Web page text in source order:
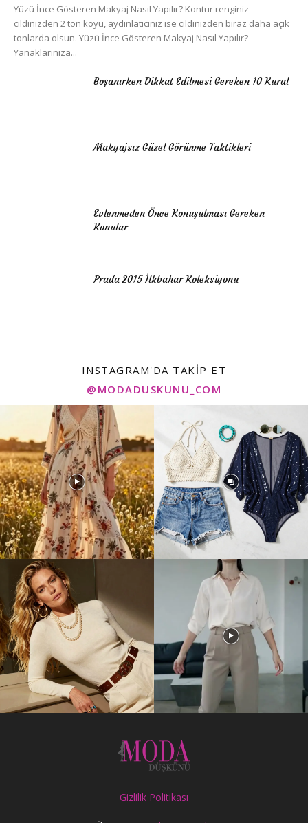
Yüzü İnce Gösteren Makyaj Nasıl Yapılır? Kontur renginiz
cildinizden 2 ton koyu, aydınlatıcınız ise cildinizden biraz daha açık
tonlarda olsun. Yüzü İnce Gösteren Makyaj Nasıl Yapılır?
Yanaklarınıza...
Boşanırken Dikkat Edilmesi Gereken 10 Kural
Makyajsız Güzel Görünme Taktikleri
Evlenmeden Önce Konuşulması Gereken
Konular
Prada 2015 İlkbahar Koleksiyonu
INSTAGRAM'DA TAKIP ET
@MODADUSKUNU_COM
Gizlilik Politikası